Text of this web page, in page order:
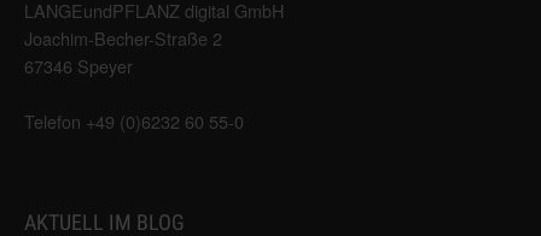
LANGEundPFLANZ digital GmbH
Joachim-Becher-Straße 2
67346 Speyer
Telefon +49 (0)6232 60 55-0
AKTUELL IM BLOG